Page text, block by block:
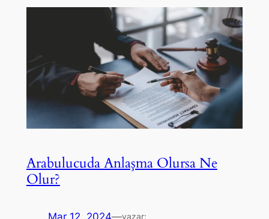
Arabulucuda Anlaşma Olursa Ne
Olur?
yazar: